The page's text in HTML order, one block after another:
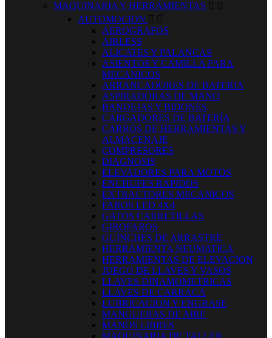
MAQUINARIA Y HERRAMIENTAS  
AUTOMOCION  
AEROGRAFOS
AIRLESS
ALICATES Y PALANCAS
ASIENTOS Y CAMILLA PARA
MECANICOS
ARRANCADORES DE BATERIA
ASPIRADORAS DE MANO
BANDEJAS Y BIDONES
CARGADORES DE BATERÍA
CARROS DE HERRAMIENTAS Y
ALMACENAJE
COMPRESORES
DIAGNOSIS
ELEVADORES PARA MOTOS
ENCHUFES RAPIDOS
EXTRACTORES MECANICOS
FAROS LED 4X4
GATOS CARRETILLAS
GIROFAROS
GUINCHES DE ARRASTRE
HERRAMIENTA NEUMATICA
HERRAMIENTAS DE ELEVACION
JUEGO DE LLAVES Y VASOS
LLAVES DINAMOMETRICAS
LLAVES DE CARRACA
LUBRICACION Y ENGRASE
MANGUERAS DE AIRE
MANOS LIBRES
MAQUINARIA DE TALLER